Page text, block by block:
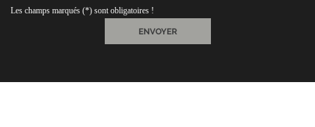
Les champs marqués (*) sont obligatoires !
ENVOYER